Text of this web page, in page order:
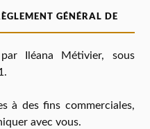
GÉNÉRAL DE
Iléana Métivier, sous
à des fins commerciales,
avec vous.